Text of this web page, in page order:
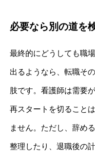
必要なら別の道を
最終的にどうしても職
出るようなら、転職そ
肢です。看護師は需要
再スタートを切ること
ません。ただし、辞め
整理したり、退職後の